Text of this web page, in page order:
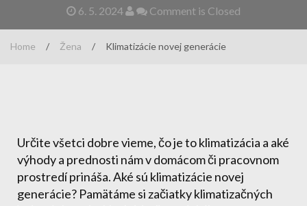
6. 5. 2024 Comment is Closed
Home / Žena / Klimatizácie novej generácie
Určite všetci dobre vieme, čo je to klimatizácia a aké
výhody a prednosti nám v domácom či pracovnom
prostredí prináša. Aké sú klimatizácie novej
generácie? Pamätáme si začiatky klimatizačných